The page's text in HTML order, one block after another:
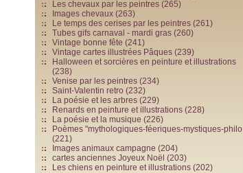
Les chevaux par les peintres (265)
Images chevaux (263)
Le temps des cerises par les peintres (261)
Tubes gifs carnaval - mardi gras (260)
Vintage bonne fête (241)
Vintage cartes illustrées Pâques (239)
Halloween et sorcières en peinture et illustrations
(238)
Venise par les peintres (234)
Saint-Valentin retro (232)
La poésie et les arbres (229)
Renards en peinture et illustrations (228)
La poésie et la musique (226)
Poèmes "mythologiques-féeriques-mystiques-philo
(221)
Images animaux campagne (204)
cartes anciennes Joyeux Noël (203)
Les chiens en peinture et illustrations (202)